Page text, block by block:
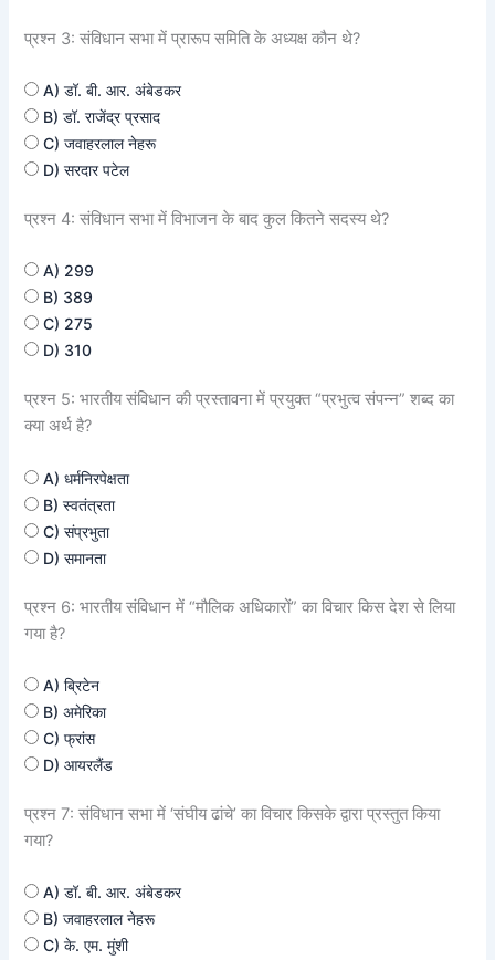
प्रश्न 3: संविधान सभा में प्रारूप समिति के अध्यक्ष कौन थे?
A) डॉ. बी. आर. अंबेडकर
B) डॉ. राजेंद्र प्रसाद
C) जवाहरलाल नेहरू
D) सरदार पटेल
प्रश्न 4: संविधान सभा में विभाजन के बाद कुल कितने सदस्य थे?
A) 299
B) 389
C) 275
D) 310
प्रश्न 5: भारतीय संविधान की प्रस्तावना में प्रयुक्त “प्रभुत्व संपन्न” शब्द का
क्या अर्थ है?
A) धर्मनिरपेक्षता
B) स्वतंत्रता
C) संप्रभुता
D) समानता
प्रश्न 6: भारतीय संविधान में “मौलिक अधिकारों” का विचार किस देश से लिया
गया है?
A) ब्रिटेन
B) अमेरिका
C) फ्रांस
D) आयरलैंड
प्रश्न 7: संविधान सभा में ‘संघीय ढांचे’ का विचार किसके द्वारा प्रस्तुत किया
गया?
A) डॉ. बी. आर. अंबेडकर
B) जवाहरलाल नेहरू
C) के. एम. मुंशी